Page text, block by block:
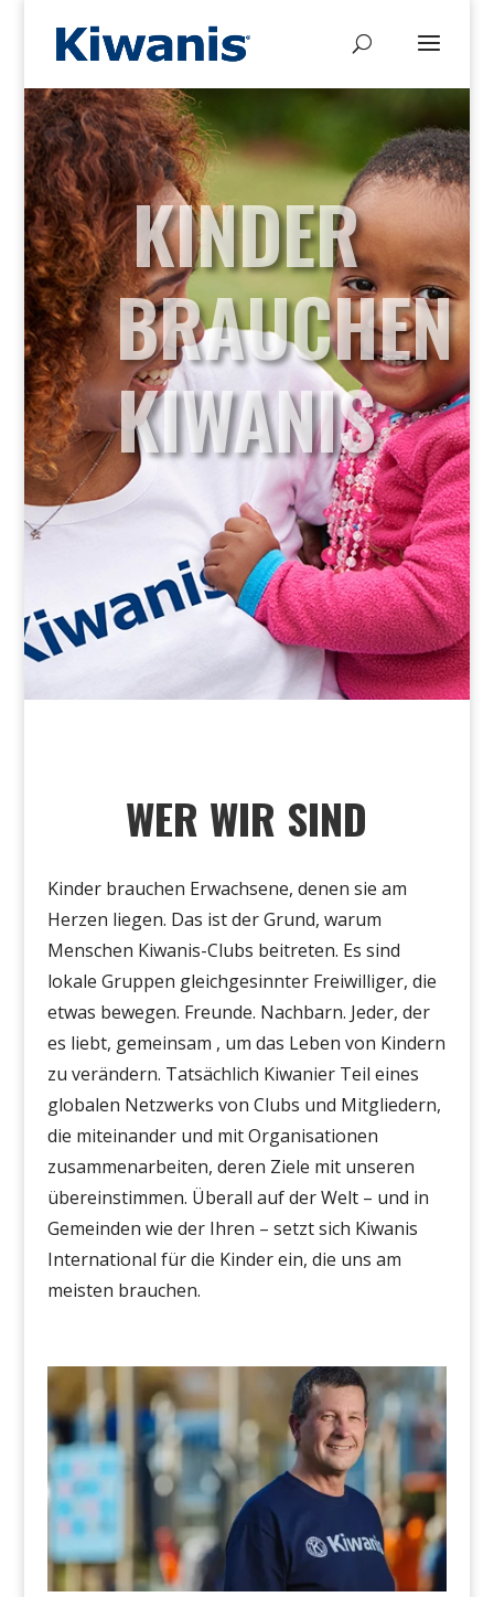
KINDER
BRAUCHEN
KIWANIS
WER WIR SIND
Kinder brauchen Erwachsene, denen sie am
Herzen liegen. Das istder Grund, warum
Menschen Kiwanis-Clubs beitreten. Es sind
lokale Gruppen gleichgesinnter Freiwilliger, die
etwas bewegen. Freunde. Nachbarn. Jeder, der
es liebt, gemeinsam , um das Leben von Kindern
zu verändern. Tatsächlich Kiwanier Teil eines
globalen Netzwerks von Clubs und Mitgliedern,
die miteinander und mit Organisationen
zusammenarbeiten, deren Ziele mit unseren
übereinstimmen. Überall auf der Welt – und in
Gemeinden wie der Ihren – setzt sich Kiwanis
International für die Kinder ein, die uns am
meisten brauchen.